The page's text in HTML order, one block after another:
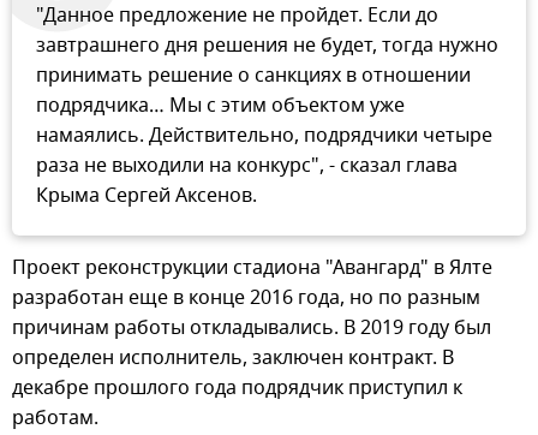
"Данное предложение не пройдет. Если до
завтрашнего дня решения не будет, тогда нужно
принимать решение о санкциях в отношении
подрядчика… Мы с этим объектом уже
намаялись. Действительно, подрядчики четыре
раза не выходили на конкурс", - сказал глава
Крыма Сергей Аксенов.
Проект реконструкции стадиона "Авангард" в Ялте
разработан еще в конце 2016 года, но по разным
причинам работы откладывались. В 2019 году был
определен исполнитель, заключен контракт. В
декабре прошлого года подрядчик приступил к
работам.